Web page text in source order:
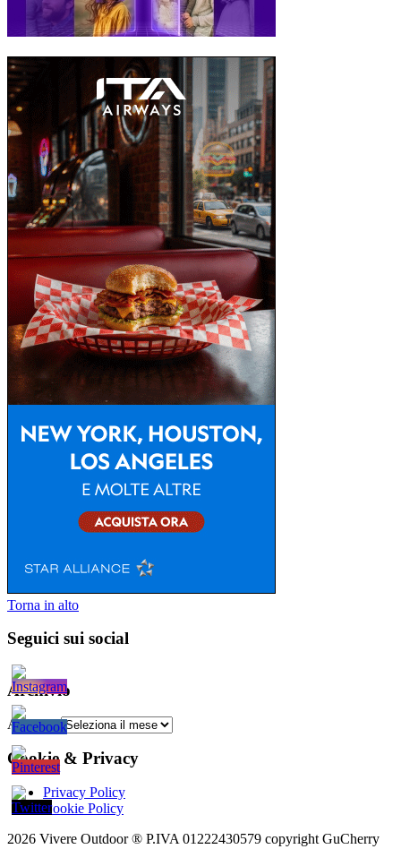
Torna in alto
Seguici sui social
Archivio
Archivio
Cookie & Privacy
Privacy Policy
Cookie Policy
2026 Vivere Outdoor ® P.IVA 01222430579 copyright GuCherry